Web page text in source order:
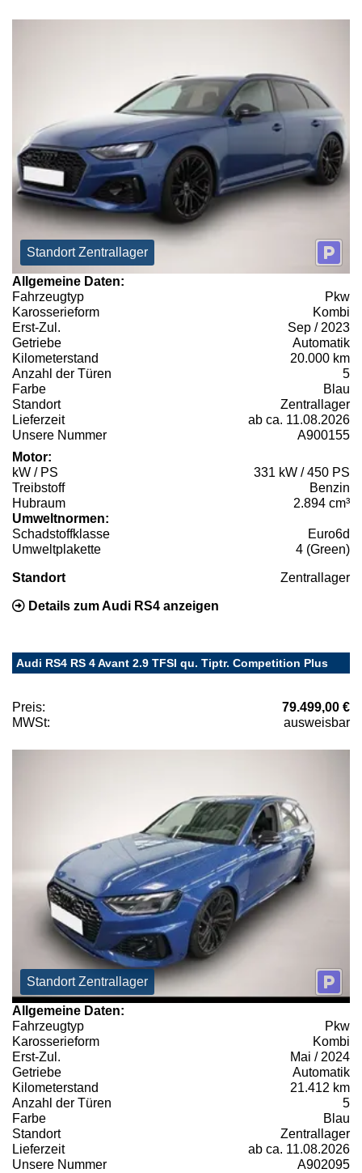
Standort Zentrallager
Allgemeine Daten:
Fahrzeugtyp
Pkw
Karosserieform
Kombi
Erst-Zul.
Sep / 2023
Getriebe
Automatik
Kilometerstand
20.000 km
Anzahl der Türen
5
Farbe
Blau
Standort
Zentrallager
Lieferzeit
ab ca. 11.08.2026
Unsere Nummer
A900155
Motor:
kW / PS
331 kW / 450 PS
Treibstoff
Benzin
Hubraum
2.894 cm³
Umweltnormen:
Schadstoffklasse
Euro6d
Umweltplakette
4 (Green)
Standort Zentrallager
Details zum Audi RS4 anzeigen
Audi RS4 RS 4 Avant 2.9 TFSI qu. Tiptr. Competition Plus
Preis:
79.499,00 €
MWSt:
ausweisbar
Standort Zentrallager
Allgemeine Daten:
Fahrzeugtyp
Pkw
Karosserieform
Kombi
Erst-Zul.
Mai / 2024
Getriebe
Automatik
Kilometerstand
21.412 km
Anzahl der Türen
5
Farbe
Blau
Standort
Zentrallager
Lieferzeit
ab ca. 11.08.2026
Unsere Nummer
A902095